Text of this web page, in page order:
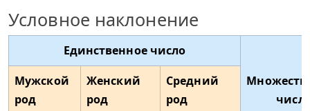
Условное наклонение
Единственное число
Мужской
род
Женский
род
Средний
род